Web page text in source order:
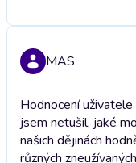
MAS
Hodnocení
jsem netušil, jaké
našich dějinách
různých